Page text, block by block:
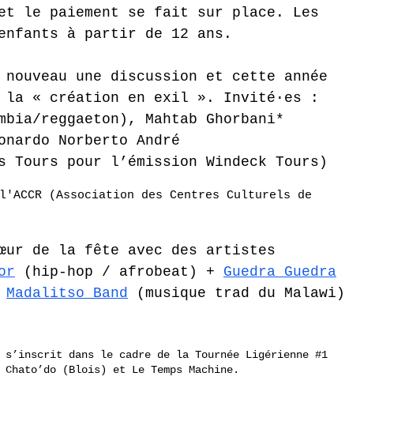
le paiement se fait sur place. Les
à partir de 12 ans.
une discussion et cette année
la « création en exil ». Invité·es :
reggaeton), Mahtab Ghorbani*
Norberto André
Tours pour l’émission Windeck Tours)
(Association des Centres Culturels de
de la fête avec des artistes
(hip-hop / afrobeat) + Guedra Guedra
Madalitso Band (musique trad du Malawi)
s’inscrit dans le cadre de la Tournée Ligérienne #1
(Blois) et Le Temps Machine.